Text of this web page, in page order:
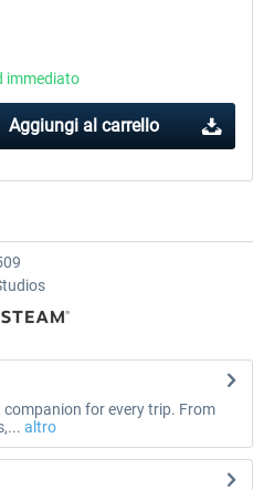
immediato
Aggiungi al carrello
companion for every trip. From
altro